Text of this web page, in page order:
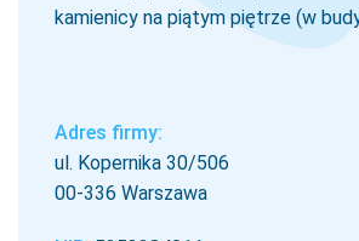
kamienicy na piątym piętrze (w
Adres firmy:
ul. Kopernika 30/506
00-336 Warszawa